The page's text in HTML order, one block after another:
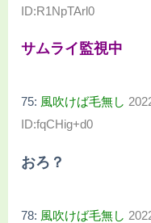
ID:R1NpTArl0
サムライ監視中
75: 風吹けば毛無し
ID:fqCHig+d0
おろ？
78: 風吹けば毛無し